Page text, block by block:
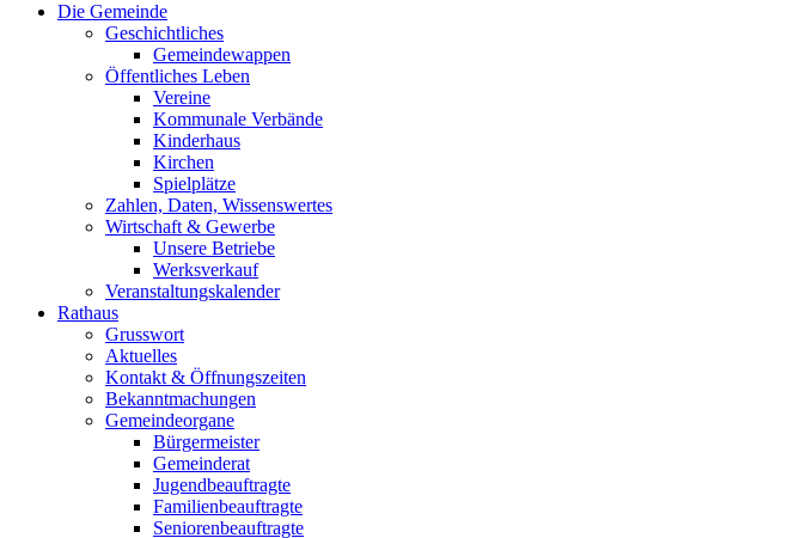
Die Gemeinde
Geschichtliches
Gemeindewappen
Öffentliches Leben
Vereine
Kommunale Verbände
Kinderhaus
Kirchen
Spielplätze
Zahlen, Daten, Wissenswertes
Wirtschaft & Gewerbe
Unsere Betriebe
Werksverkauf
Veranstaltungskalender
Rathaus
Grusswort
Aktuelles
Kontakt & Öffnungszeiten
Bekanntmachungen
Gemeindeorgane
Bürgermeister
Gemeinderat
Jugendbeauftragte
Familienbeauftragte
Seniorenbeauftragte